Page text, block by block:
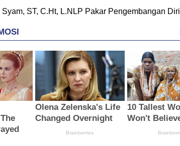
ST, C.Ht, L.NLP Pakar Pengembangan Diri